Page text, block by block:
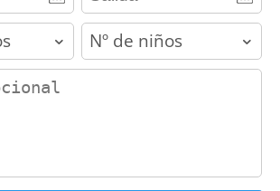
children